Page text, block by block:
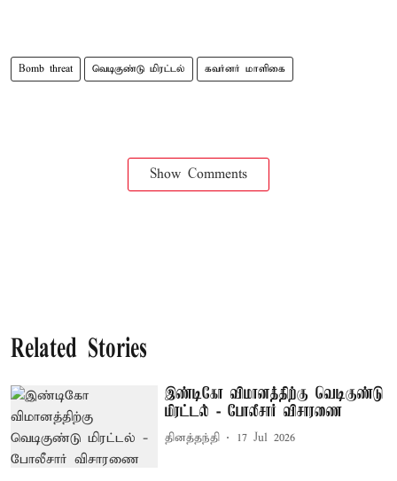
Bomb threat வெடிகுண்டு மிரட்டல் கவர்னர் மாளிகை
Show Comments
Related Stories
இண்டிகோ விமானத்திற்கு வெடிகுண்டு
மிரட்டல் - போலீசார் விசாரணை
தினத்தந்தி 17 Jul 2026